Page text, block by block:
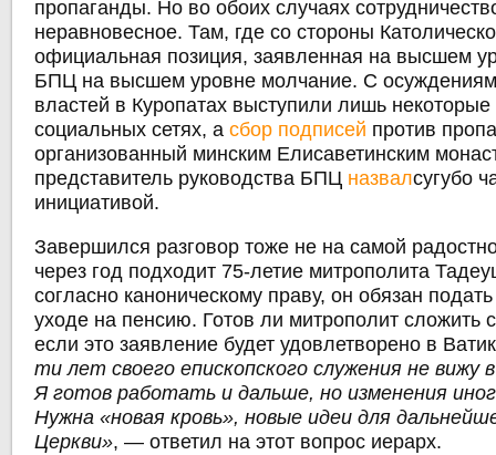
пропаганды. Но во обоих случаях
неравновесное. Там, где со стороны
официальная позиция, заявленная на высшем
БПЦ на высшем уровне молчание. С
властей в Куропатах выступили лишь
социальных сетях, асбор подписей против
организованный минским Елисаветинским
представитель руководства БПЦ назвалсугубо
инициативой.
Завершился разговор тоже не на самой
через год подходит 75-летие митрополита
согласно каноническому праву, он обязан
уходе на пенсию. Готов ли митрополит сложить
если это заявление будет удовлетворено в
ти лет своего епископского служения не вижу
Я готов работать и дальше, но изменения
Нужна «новая кровь», новые идеи для
Церкви», — ответил на этот вопрос иерарх.